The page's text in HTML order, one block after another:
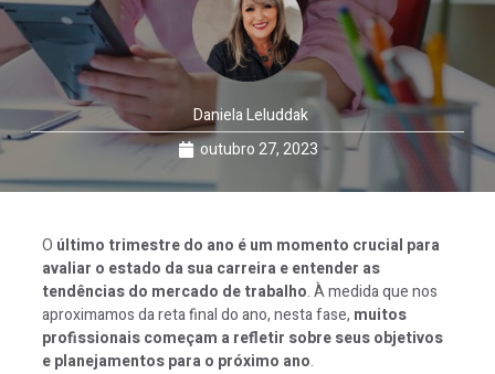
Daniela Leluddak
outubro 27, 2023
O último trimestre do ano é um momento crucial para
avaliar o estado da sua carreira e entender as
tendências do mercado de trabalho. À medida que nos
aproximamos da reta final do ano, nesta fase, muitos
profissionais começam a refletir sobre seus objetivos
e planejamentos para o próximo ano.